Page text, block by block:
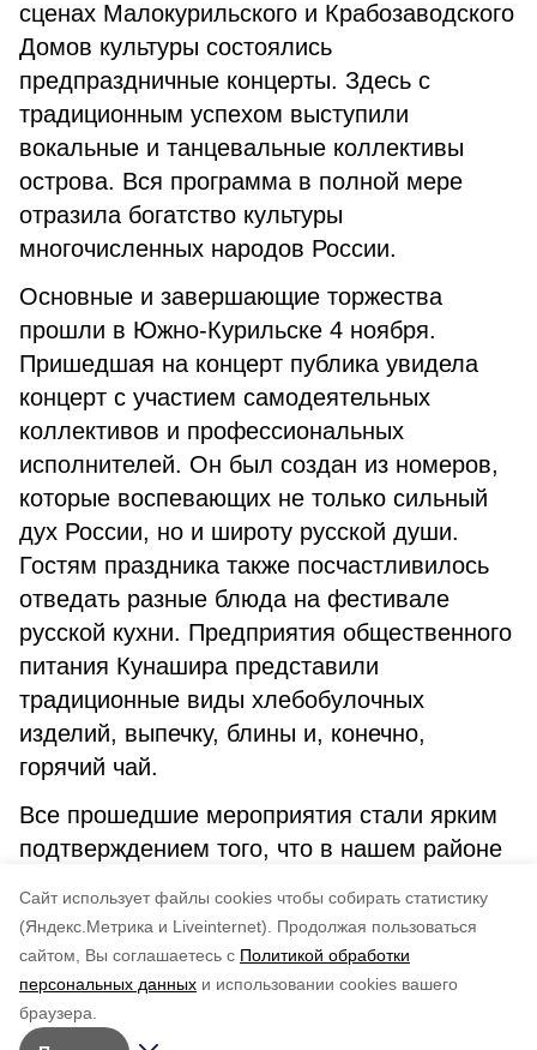
Cайт использует файлы cookies чтобы собирать статистику
(Яндекс.Метрика и Liveinternet).
Продолжая пользоваться
сайтом, Вы соглашаетесь с Политикой обработки
персональных данных и использовании cookies вашего
браузера.
сценах Малокурильского и Крабозаводского
Домов культуры состоялись
предпраздничные концерты. Здесь с
традиционным успехом выступили
вокальные и танцевальные коллективы
острова. Вся программа в полной мере
отразила богатство культуры
многочисленных народов России.
Основные и завершающие торжества
прошли в Южно-Курильске 4 ноября.
Пришедшая на концерт публика увидела
концерт с участием самодеятельных
коллективов и профессиональных
исполнителей. Он был создан из номеров,
которые воспевающих не только сильный
дух России, но и широту русской души.
Гостям праздника также посчастливилось
отведать разные блюда на фестивале
русской кухни. Предприятия общественного
питания Кунашира представили
традиционные виды хлебобулочных
изделий, выпечку, блины и, конечно,
горячий чай.
Все прошедшие мероприятия стали ярким
подтверждением того, что в нашем районе
национальностей и вероисповеданий.
по оценке
5